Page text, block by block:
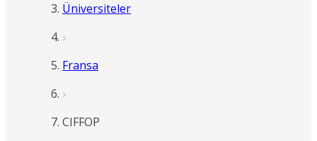
Üniversiteler
Fransa
CIFFOP